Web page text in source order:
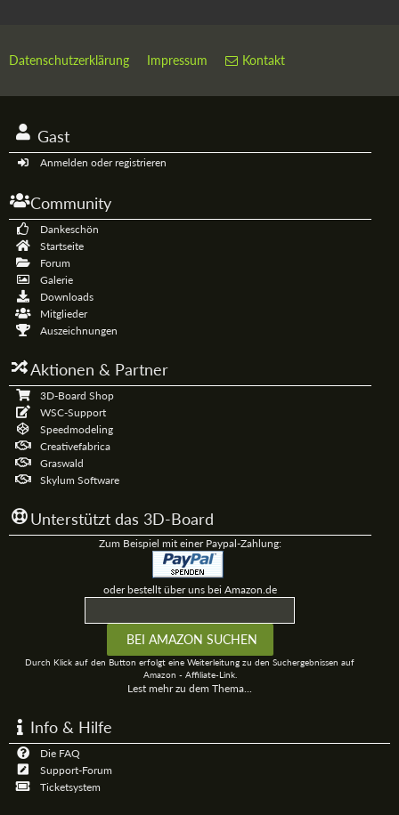
Datenschutzerklärung Impressum Kontakt
Gast
Anmelden oder registrieren
Community
Dankeschön
Startseite
Forum
Galerie
Downloads
Mitglieder
Auszeichnungen
Aktionen & Partner
3D-Board Shop
WSC-Support
Speedmodeling
Creativefabrica
Graswald
Skylum Software
Unterstützt das 3D-Board
Zum Beispiel mit einer Paypal-Zahlung:
oder bestellt über uns bei Amazon.de
Durch Klick auf den Button erfolgt eine Weiterleitung zu den Suchergebnissen auf
Amazon - Affiliate-Link.
Lest mehr zu dem Thema...
Info & Hilfe
Die FAQ
Support-Forum
Ticketsystem